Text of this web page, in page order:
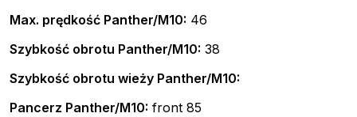
Max. prędkość Panther/M10: 46
Szybkość obrotu Panther/M10: 38
Szybkość obrotu wieży Panther/M10:
Pancerz Panther/M10: front 85